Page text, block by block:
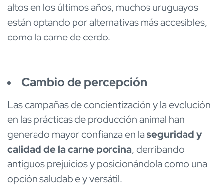
altos en los últimos años, muchos uruguayos
están optando por alternativas más accesibles,
como la carne de cerdo.
Cambio de percepción
Las campañas de concientización y la evolución
en las prácticas de producción animal han
generado mayor confianza en laseguridad y
calidad de la carne porcina, derribando
antiguos prejuicios y posicionándola como una
opción saludable y versátil.